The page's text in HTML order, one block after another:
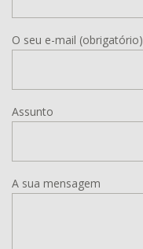
O seu e-mail (obrigatório)
Assunto
A sua mensagem